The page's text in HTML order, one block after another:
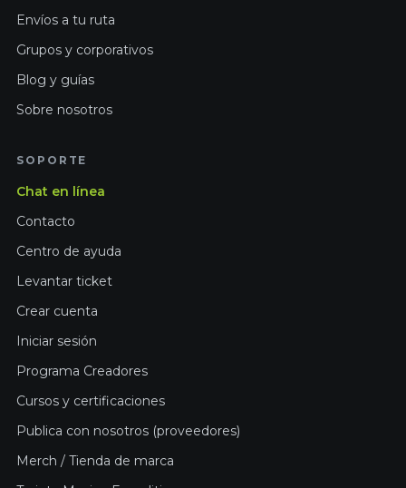
Envíos a tu ruta
Grupos y corporativos
Blog y guías
Sobre nosotros
SOPORTE
Chat en línea
Contacto
Centro de ayuda
Levantar ticket
Crear cuenta
Iniciar sesión
Programa Creadores
Cursos y certificaciones
Publica con nosotros (proveedores)
Merch / Tienda de marca